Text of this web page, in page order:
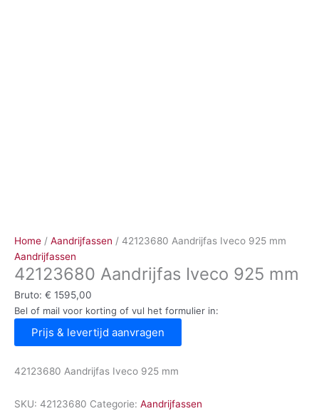
Home / Aandrijfassen / 42123680 Aandrijfas Iveco 925 mm
Aandrijfassen
42123680 Aandrijfas Iveco 925 mm
Bruto: € 1595,00
Bel of mail voor korting of vul het formulier in:
Prijs & levertijd aanvragen
42123680 Aandrijfas Iveco 925 mm
SKU: 42123680 Categorie: Aandrijfassen